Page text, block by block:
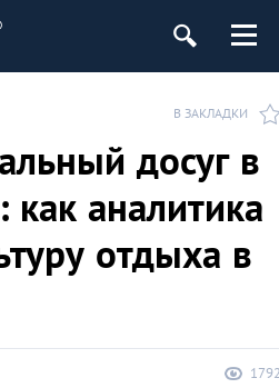
В ЗАКЛАДКИ
досуг в
как аналитика
отдыха в